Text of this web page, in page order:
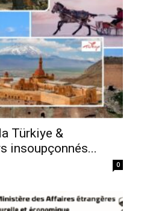
Türkiye &
insoupçonnés...
0